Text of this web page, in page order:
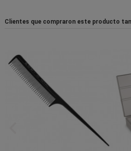
Clientes que compraron este producto